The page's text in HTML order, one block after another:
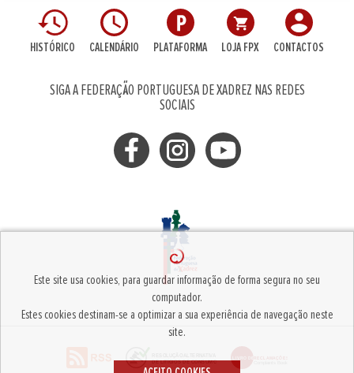
HISTÓRICO CALENDÁRIO PLATAFORMA LOJA FPX CONTACTOS
SIGA A FEDERAÇÃO PORTUGUESA DE XADREZ NAS REDES
SOCIAIS
Este site usa cookies, para guardar informação de forma segura no seu
computador.
Estes cookies destinam-se a optimizar a sua experiência de navegação neste
site.